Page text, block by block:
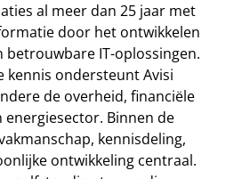
al meer dan 25 jaar met
door het ontwikkelen
betrouwbare IT-oplossingen.
kennis ondersteunt Avisi
de overheid, financiële
Binnen de
kennisdeling,
ontwikkeling centraal.